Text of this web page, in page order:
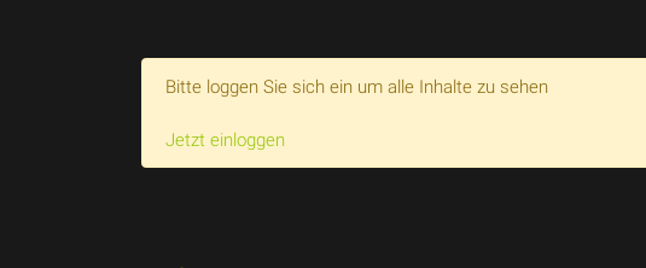
Bitte loggen Sie sich ein um alle Inhalte zu sehen
Jetzt einloggen